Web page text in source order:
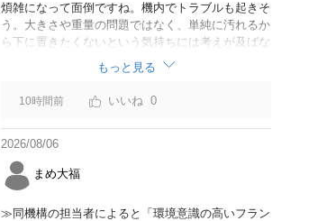
煩雑になって面倒ですね。機内でトラブルも起きそ
う。大きさや重量の問題ではなく、単純に汚れるか
ら下に置きたくないという気持ちには考えが及ばな
かったのでしょうかね。いっそ、荷物棚を撤去した
座席を作って、座席指定も荷物も含んだプランとす
べて無しで格安プランで分けてもらった方がシンプ
ルで分かりやすいかも。どんどん料金が細分化され
て面倒です。
もっと見る
10時間前 0
2026/08/06
まめ大福
≫同機構の担当者によると「環境意識の高いフラン